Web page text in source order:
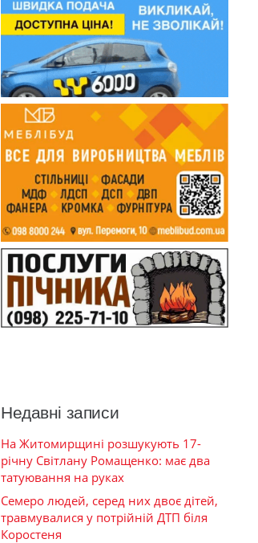
Недавні записи
На Житомирщині розшукують 17-
річну Світлану Ромащенко: має два
татуювання на руках
Семеро людей, серед них двоє дітей,
травмувалися у потрійній ДТП біля
Коростеня